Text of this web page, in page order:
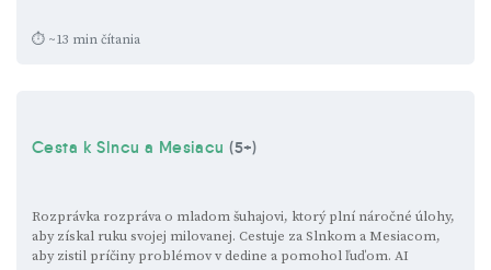
⏱ ~13 min čítania
Cesta k Slncu a Mesiacu(5+)
Rozprávka rozpráva o mladom šuhajovi, ktorý plní náročné úlohy,
aby získal ruku svojej milovanej. Cestuje za Slnkom a Mesiacom,
aby zistil príčiny problémov v dedine a pomohol ľuďom. AI